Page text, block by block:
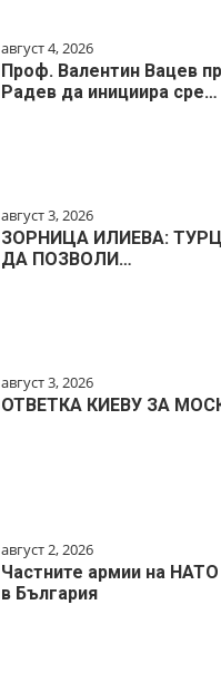
август 4, 2026
Проф. Валентин Вацев
Радев да инициира сре…
август 3, 2026
ЗОРНИЦА ИЛИЕВА:
ДА ПОЗВОЛИ…
август 3, 2026
ОТВЕТКА КИЕВУ ЗА
август 2, 2026
Частните армии на
в България